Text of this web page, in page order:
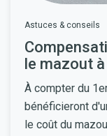
Astuces & conseils
le mazout
À compter du
bénéficieront
le coût du